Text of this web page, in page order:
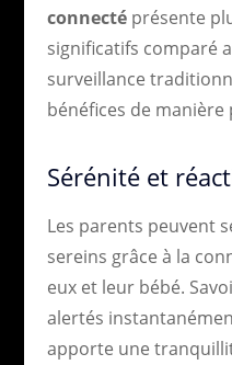
connectéprésente
significatifs comparé
surveillance
bénéfices de manière
Sérénité et
Les parents peuvent
sereins grâce à la
eux et leur bébé.
alertés
apporte une